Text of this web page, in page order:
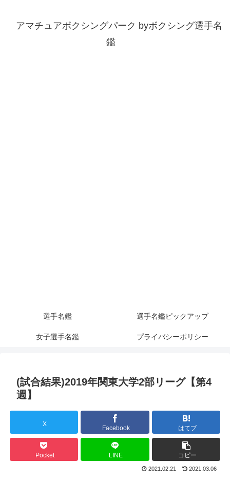
アマチュアボクシングパーク byボクシング選手名
鑑
選手名鑑 選手名鑑ピックアップ
女子選手名鑑 プライバシーポリシー
(試合結果)2019年関東大学2部リーグ【第4
週】
X
Facebook はてブ
Pocket LINE コピー
2021.02.21 2021.03.06